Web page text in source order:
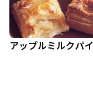
アップルミルクパイ